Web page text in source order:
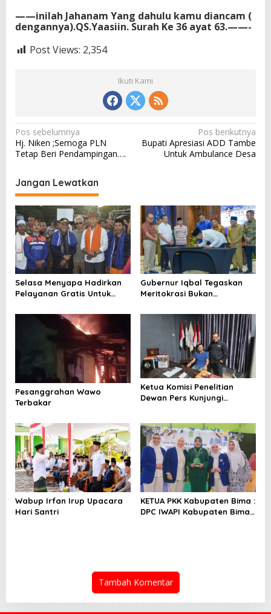
——inilah Jahanam Yang dahulu kamu diancam (
dengannya).QS.Yaasiin. Surah Ke 36 ayat 63.——-
Post Views: 2,354
Ikuti Kami
N
a
i
g
a
s
i
p
o
Pos sebelumnya
Hj. Niken ;Semoga PLN
Tetap Beri Pendampingan….
Pos berikutnya
Bupati Apresiasi ADD Tambe
Untuk Ambulance Desa
Jangan Lewatkan
Selasa Menyapa Hadirkan
Pelayanan Gratis Untuk
Gubernur Iqbal Tegaskan
Meritokrasi Bukan
Pesanggrahan Wawo
Terbakar
Ketua Komisi Penelitian
Dewan Pers Kunjungi
Wabup Irfan Irup Upacara
Hari Santri
KETUA PKK Kabupaten Bima :
DPC IWAPI Kabupaten Bima
Tambah Komentar